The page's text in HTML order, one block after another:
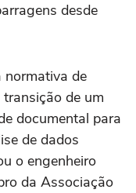
desde
de
de um
documental para
de dados
o engenheiro
da Associação